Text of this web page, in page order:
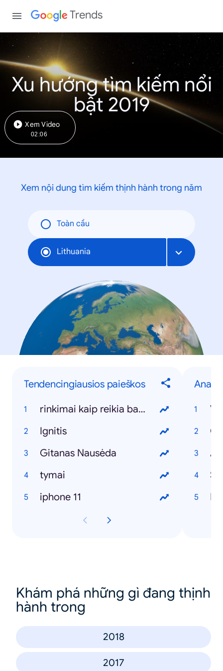
Trends
Xu hướng tìm kiếm nổi
bật 2019
Xem Video
02:06
Xem nội dung tìm kiếm thịnh hành trong năm
Toàn cầu
Lithuania
Tendencingiausios paieškos
rinkimai kaip reikia balsuoti
Ignitis
Gitanas Nausėda
tymai
iphone 11
Khám phá những gì đang thịnh
hành trong
2018
2017